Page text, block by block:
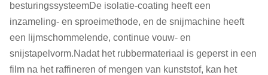
besturingssysteemDe isolatie-coating heeft een
inzameling- en sproeimethode, en de snijmachine heeft
een lijmschommelende, continue vouw- en
snijstapelvorm.Nadat het rubbermateriaal is geperst in een
film na het raffineren of mengen van kunststof, kan het